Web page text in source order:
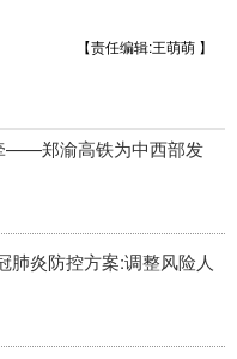
【责任编辑:王萌萌 】
——郑渝高铁为中西部发
肺炎防控方案:调整风险人